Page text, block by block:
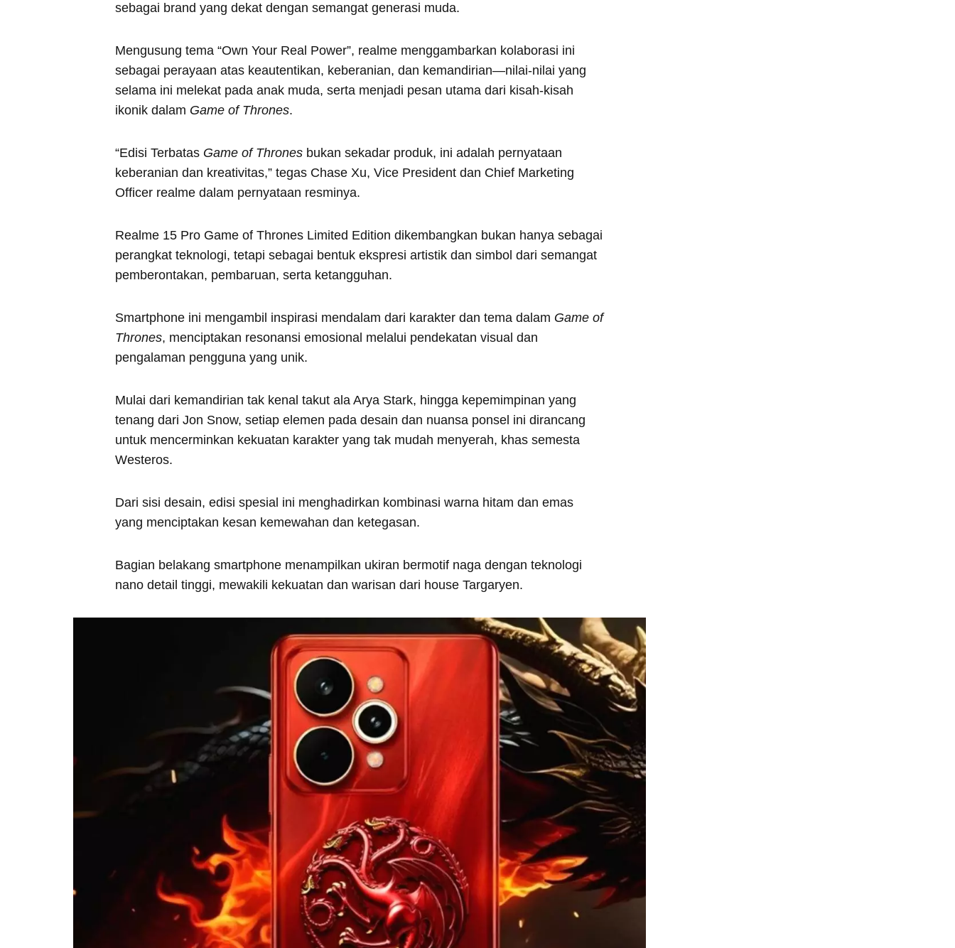
sebagai brand yang dekat dengan semangat generasi muda.
Mengusung tema “Own Your Real Power”, realme menggambarkan kolaborasi ini
sebagai perayaan atas keautentikan, keberanian, dan kemandirian—nilai-nilai yang
selama ini melekat pada anak muda, serta menjadi pesan utama dari kisah-kisah
ikonik dalam Game of Thrones.
“Edisi Terbatas Game of Thrones bukan sekadar produk, ini adalah pernyataan
keberanian dan kreativitas,” tegas Chase Xu, Vice President dan Chief Marketing
Officer realme dalam pernyataan resminya.
Realme 15 Pro Game of Thrones Limited Edition dikembangkan bukan hanya sebagai
perangkat teknologi, tetapi sebagai bentuk ekspresi artistik dan simbol dari semangat
pemberontakan, pembaruan, serta ketangguhan.
Smartphone ini mengambil inspirasi mendalam dari karakter dan tema dalam Game of
Thrones, menciptakan resonansi emosional melalui pendekatan visual dan
pengalaman pengguna yang unik.
Mulai dari kemandirian tak kenal takut ala Arya Stark, hingga kepemimpinan yang
tenang dari Jon Snow, setiap elemen pada desain dan nuansa ponsel ini dirancang
untuk mencerminkan kekuatan karakter yang tak mudah menyerah, khas semesta
Westeros.
Dari sisi desain, edisi spesial ini menghadirkan kombinasi warna hitam dan emas
yang menciptakan kesan kemewahan dan ketegasan.
Bagian belakang smartphone menampilkan ukiran bermotif naga dengan teknologi
nano detail tinggi, mewakili kekuatan dan warisan dari house Targaryen.